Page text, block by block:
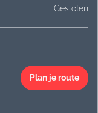
Gesloten
Plan je route